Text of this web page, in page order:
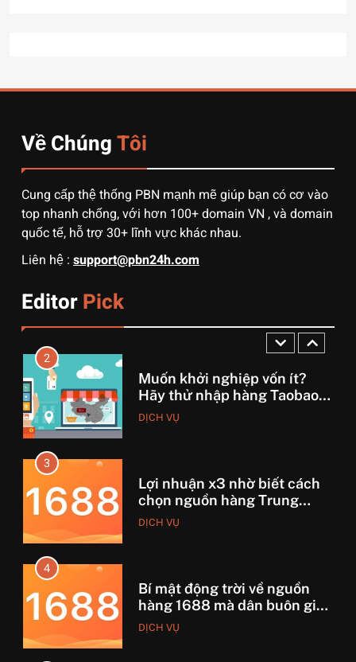
Về ChúngTôi
Cung cấp thệ thống PBN mạnh mẽ giúp bạn có cơ vào
top nhanh chống, với hơn 100+ domain VN , và domain
quốc tế, hỗ trợ 30+ lĩnh vực khác nhau.
Liên hệ : support@pbn24h.com
EditorPick
chọn đường biển hay đường
1
3 sai lầm chí mạng khiến
người mới order 1688 bị lỗ
vốn, ôm sô
DỊCH VỤ
2
tháng lời 20 triệu
3
Lợi nhuận x3 nhờ biết cách
chọn nguồn hàng Trung
Quốc chuẩn
DỊCH VỤ
4
Bí mật động trời về nguồn
hàng 1688 mà dân buôn giấu
nhẹm!
DỊCH VỤ
5
Phim kinh dị Thái Lan: Tại
sao lại là “đặc sản” đáng sợ
nhất thế giới?
GIẢI TRÍ